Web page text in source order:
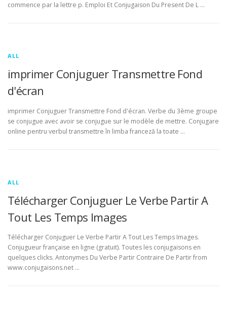
commence par la lettre p. Emploi Et Conjugaison Du Present De L …
ALL
imprimer Conjuguer Transmettre Fond
d'écran
imprimer Conjuguer Transmettre Fond d'écran. Verbe du 3ème groupe
se conjugue avec avoir se conjugue sur le modèle de mettre. Conjugare
online pentru verbul transmettre în limba franceză la toate …
ALL
Télécharger Conjuguer Le Verbe Partir A
Tout Les Temps Images
Télécharger Conjuguer Le Verbe Partir A Tout Les Temps Images.
Conjugueur française en ligne (gratuit). Toutes les conjugaisons en
quelques clicks. Antonymes Du Verbe Partir Contraire De Partir from
www.conjugaisons.net …